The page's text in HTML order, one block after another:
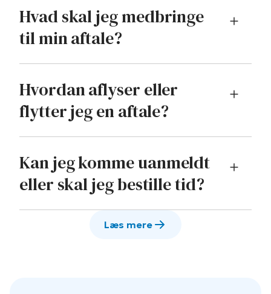
Hvad skal jeg medbringe
til min aftale?
Hvordan aflyser eller
flytter jeg en aftale?
Kan jeg komme uanmeldt
eller skal jeg bestille tid?
Læs mere